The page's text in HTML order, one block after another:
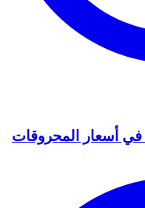
في أسعار المحروقات